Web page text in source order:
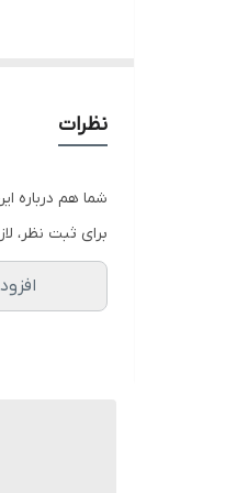
نظرات
شما هم درباره
برای ثبت نظر،